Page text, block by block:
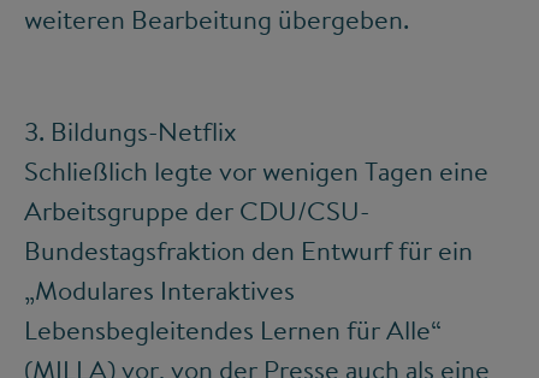
weiteren Bearbeitung übergeben.
3. Bildungs-Netflix
Schließlich legte vor wenigen Tagen eine
Arbeitsgruppe der CDU/CSU-
Bundestagsfraktion den Entwurf für ein
„Modulares Interaktives
Lebensbegleitendes Lernen für Alle“
(MILLA) vor, von der Presse auch als eine